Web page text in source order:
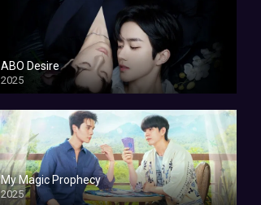
ABO Desire
2025
My Magic Prophecy
2025